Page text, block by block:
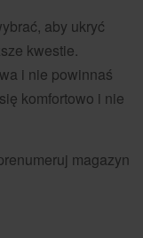
aby ukryć
kwestie.
i nie powinnaś
komfortowo i nie
magazyn